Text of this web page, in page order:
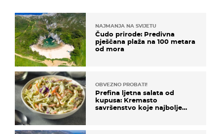
NAJMANJA NA SVIJETU
Čudo prirode: Predivna
pješčana plaža na 100 metara
od mora
OBVEZNO PROBATI!
Prefina ljetna salata od
kupusa: Kremasto
savršenstvo koje najbolje